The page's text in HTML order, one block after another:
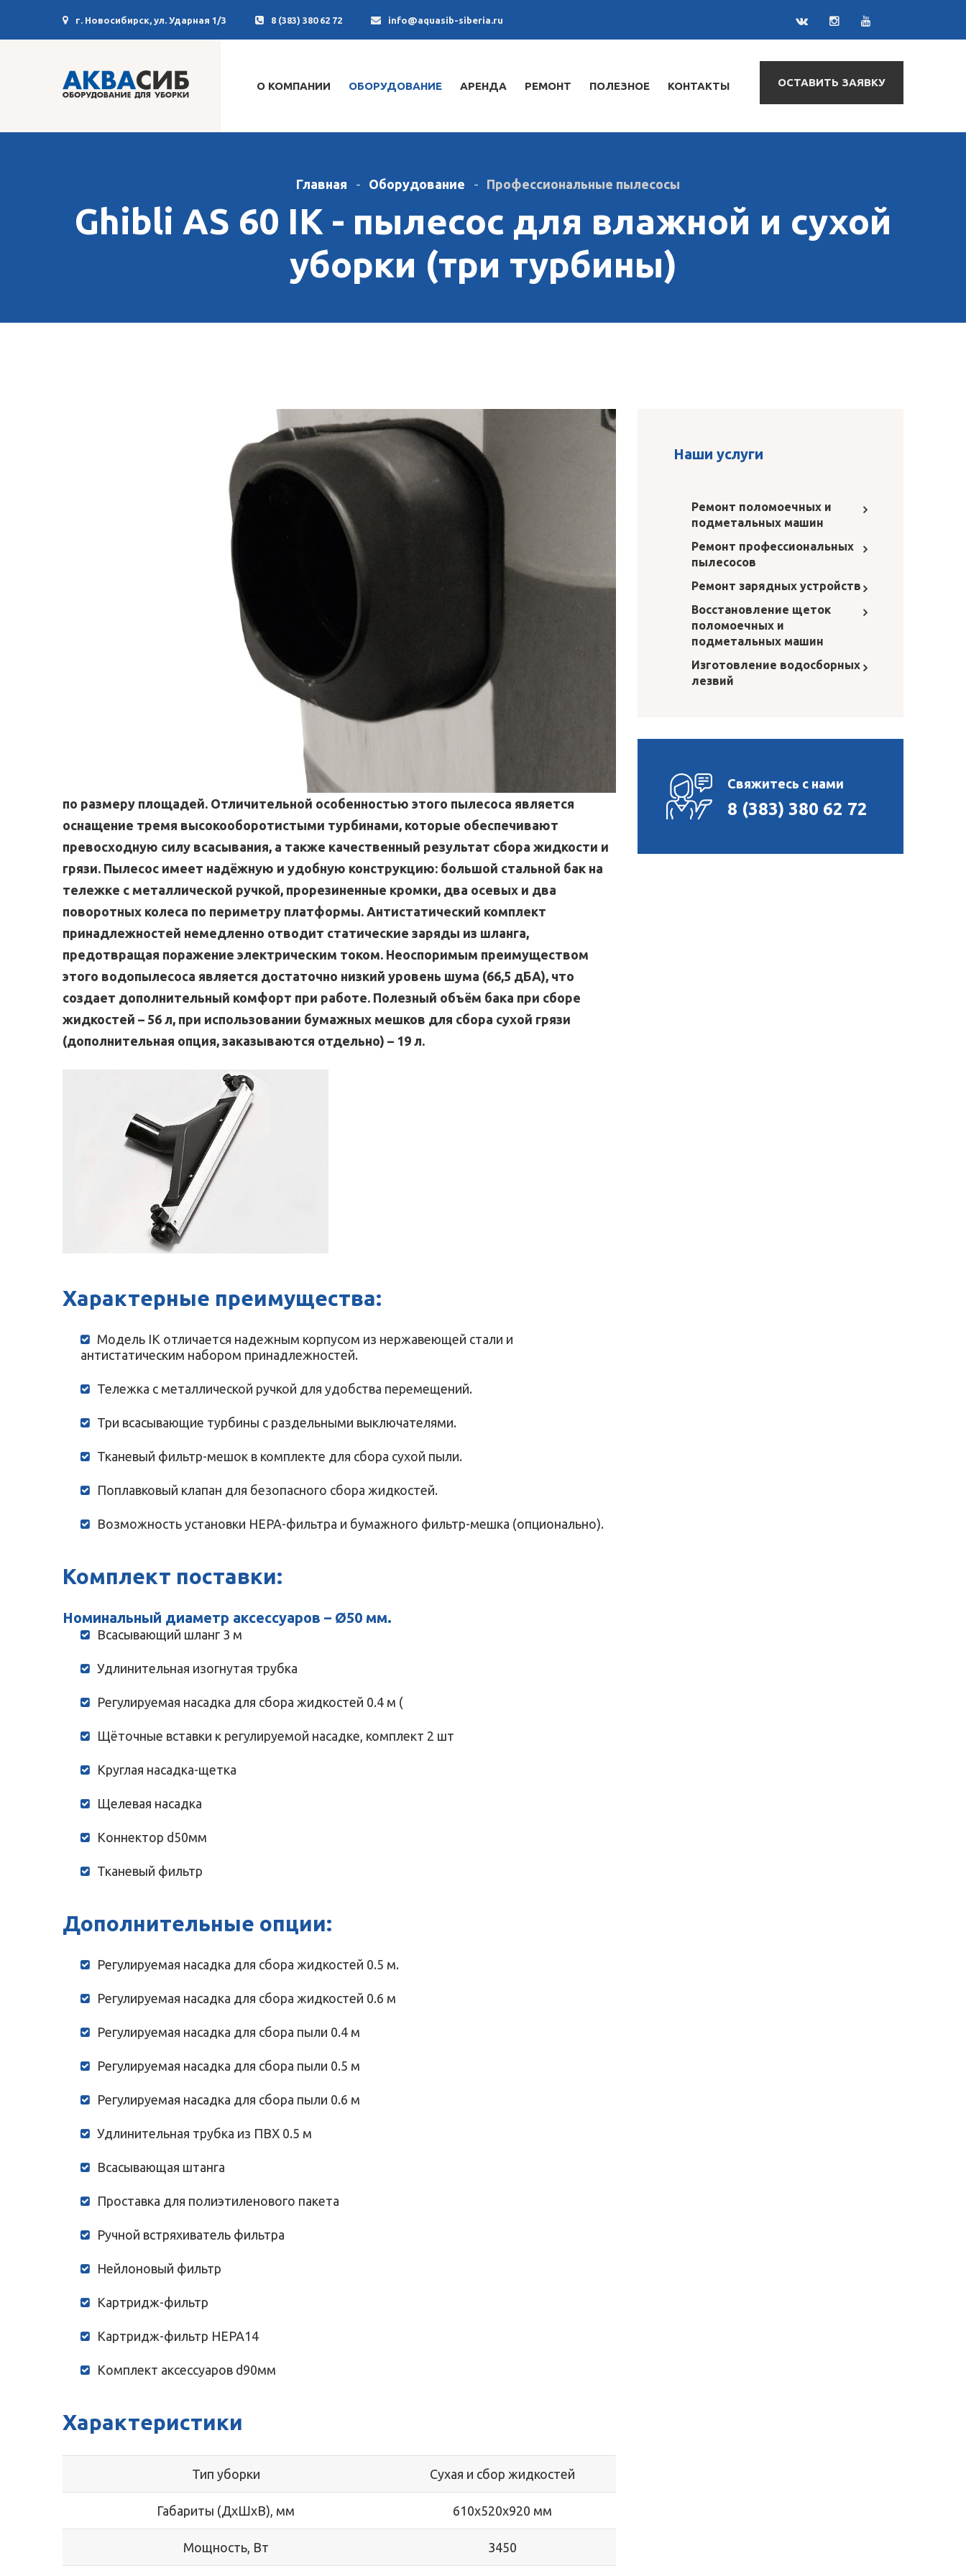
г. Новосибирск, ул. Ударная 1/3 8 (383) 380 62 72 info@aquasib-siberia.ru
О КОМПАНИИ ОБОРУДОВАНИЕ АРЕНДА РЕМОНТ ПОЛЕЗНОЕ КОНТАКТЫ ОСТАВИТЬ ЗАЯВКУ
Главная Оборудование Профессиональные пылесосы
Ghibli AS 60 IK - пылесос для влажной и сухой
уборки (три турбины)
по размеру площадей. Отличительной особенностью этого пылесоса является
оснащение тремя высокооборотистыми турбинами, которые обеспечивают
превосходную силу всасывания, а также качественный результат сбора жидкости и
грязи. Пылесос имеет надёжную и удобную конструкцию: большой стальной бак на
тележке с металлической ручкой, прорезиненные кромки, два осевых и два
поворотных колеса по периметру платформы. Антистатический комплект
принадлежностей немедленно отводит статические заряды из шланга,
предотвращая поражение электрическим током. Неоспоримым преимуществом
этого водопылесоса является достаточно низкий уровень шума (66,5 дБА), что
создает дополнительный комфорт при работе. Полезный объём бака при сборе
жидкостей – 56 л, при использовании бумажных мешков для сбора сухой грязи
(дополнительная опция, заказываются отдельно) – 19 л.
Характерные преимущества:
Модель IK отличается надежным корпусом из нержавеющей стали и
антистатическим набором принадлежностей.
Тележка с металлической ручкой для удобства перемещений.
Три всасывающие турбины с раздельными выключателями.
Тканевый фильтр-мешок в комплекте для сбора сухой пыли.
Поплавковый клапан для безопасного сбора жидкостей.
Возможность установки HEPA-фильтра и бумажного фильтр-мешка (опционально).
Комплект поставки:
Номинальный диаметр аксессуаров – Ø50 мм.
Всасывающий шланг 3 м
Удлинительная изогнутая трубка
Регулируемая насадка для сбора жидкостей 0.4 м (
Щёточные вставки к регулируемой насадке, комплект 2 шт
Круглая насадка-щетка
Щелевая насадка
Коннектор d50мм
Тканевый фильтр
Дополнительные опции:
Регулируемая насадка для сбора жидкостей 0.5 м.
Регулируемая насадка для сбора жидкостей 0.6 м
Регулируемая насадка для сбора пыли 0.4 м
Регулируемая насадка для сбора пыли 0.5 м
Регулируемая насадка для сбора пыли 0.6 м
Удлинительная трубка из ПВХ 0.5 м
Всасывающая штанга
Проставка для полиэтиленового пакета
Ручной встряхиватель фильтра
Нейлоновый фильтр
Картридж-фильтр
Картридж-фильтр HEPA14
Комплект аксессуаров d90мм
Характеристики
Тип уборки Сухая и сбор жидкостей
Габариты (ДхШхВ), мм 610х520х920 мм
Мощность, Вт 3450
Наши услуги
Ремонт поломоечных и
подметальных машин
Ремонт профессиональных
пылесосов
Ремонт зарядных устройств
Восстановление щеток
поломоечных и
подметальных машин
Изготовление водосборных
лезвий
Свяжитесь с нами
8 (383) 380 62 72